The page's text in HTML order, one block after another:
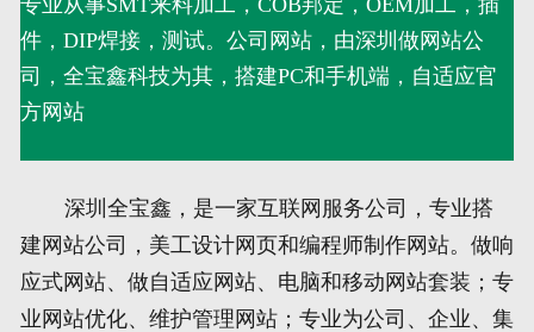
联系我们
51La
文本地图
XML地图
专业从事SMT来料加工，COB邦定，OEM加工，插
件，DIP焊接，测试。公司网站，由深圳做网站公
司，全宝鑫科技为其，搭建PC和手机端，自适应官
方网站
深圳全宝鑫，是一家互联网服务公司，专业搭
建网站公司，美工设计网页和编程师制作网站。做响
应式网站、做自适应网站、电脑和移动网站套装；专
业网站优化、维护管理网站；专业为公司、企业、集